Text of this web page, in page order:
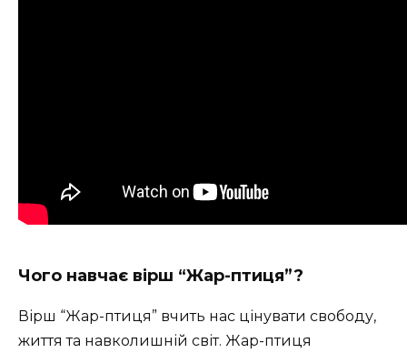
Чого навчає вірш “Жар-птиця”?
Вірш “Жар-птиця” вчить нас цінувати свободу,
життя та навколишній світ. Жар-птиця